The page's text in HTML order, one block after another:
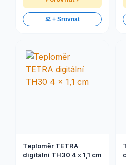
⚖️ + Srovnat
Teploměr TETRA
digitální TH30 4 x 1,1 cm